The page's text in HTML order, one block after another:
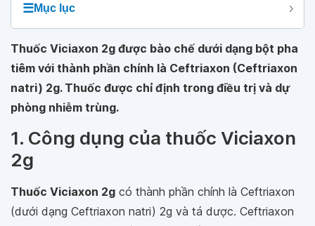
☰Mục lục
Thuốc Viciaxon 2g được bào chế dưới dạng bột pha
tiêm với thành phần chính là Ceftriaxon (Ceftriaxon
natri) 2g. Thuốc được chỉ định trong điều trị và dự
phòng nhiễm trùng.
1. Công dụng của thuốc Viciaxon
2g
Thuốc Viciaxon 2g có thành phần chính là Ceftriaxon
(dưới dạng Ceftriaxon natri) 2g và tá dược. Ceftriaxon